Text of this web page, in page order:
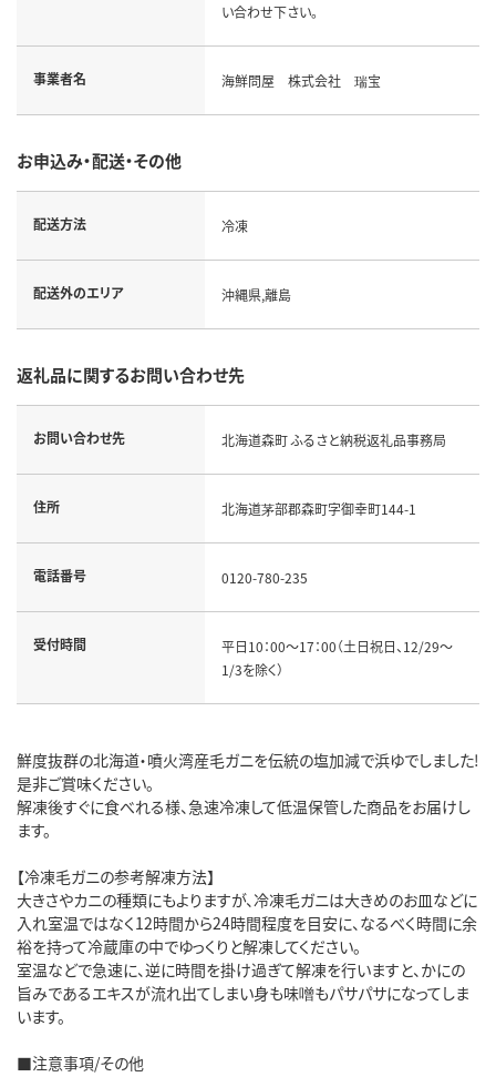
い合わせ下さい。
事業者名 海鮮問屋 株式会社 瑞宝
お申込み・配送・その他
配送方法 冷凍
配送外のエリア 沖縄県,離島
返礼品に関するお問い合わせ先
お問い合わせ先 北海道森町 ふるさと納税返礼品事務局
住所 北海道茅部郡森町字御幸町144-1
電話番号 0120-780-235
受付時間
平日10：00～17：00（土日祝日、12/29～
1/3を除く）
鮮度抜群の北海道・噴火湾産毛ガニを伝統の塩加減で浜ゆでしました!
是非ご賞味ください。
解凍後すぐに食べれる様、急速冷凍して低温保管した商品をお届けし
ます。
【冷凍毛ガニの参考解凍方法】
大きさやカニの種類にもよりますが、冷凍毛ガニは大きめのお皿などに
入れ室温ではなく12時間から24時間程度を目安に、なるべく時間に余
裕を持って冷蔵庫の中でゆっくりと解凍してください。
室温などで急速に、逆に時間を掛け過ぎて解凍を行いますと、かにの
旨みであるエキスが流れ出てしまい身も味噌もパサパサになってしま
います。
■注意事項/その他